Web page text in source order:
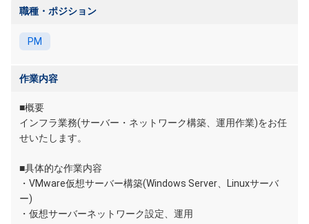
職種・ポジション
PM
作業内容
■概要
インフラ業務(サーバー・ネットワーク構築、運用作業)をお任
せいたします。
■具体的な作業内容
・VMware仮想サーバー構築(Windows Server、Linuxサーバ
ー)
・仮想サーバーネットワーク設定、運用